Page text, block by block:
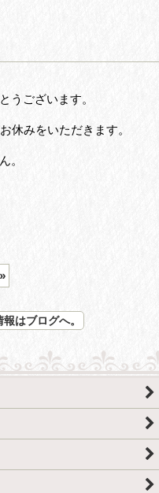
うございます。
休みをいただきます。
。
»
はブログへ。